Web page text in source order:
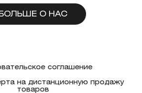
О НАС
соглашение
на дистанционную продажу
товаров